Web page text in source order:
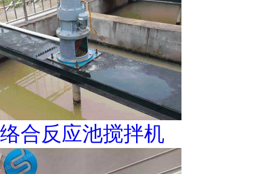
络合反应池搅拌机